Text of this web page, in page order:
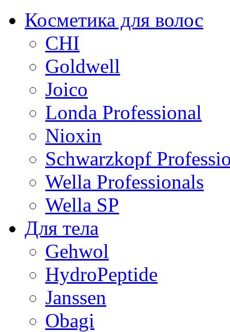
Косметика для волос
CHI
Goldwell
Joico
Londa Professional
Nioxin
Schwarzkopf
Wella Professionals
Wella SP
Для тела
Gehwol
HydroPeptide
Janssen
Obagi